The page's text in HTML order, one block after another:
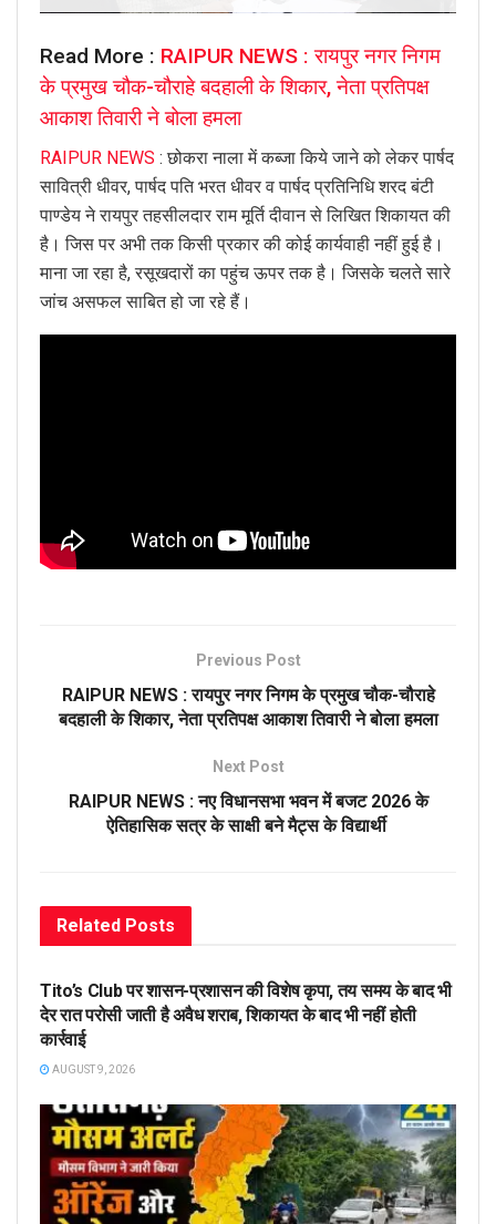
Read More : RAIPUR NEWS : रायपुर नगर निगम
के प्रमुख चौक-चौराहे बदहाली के शिकार, नेता प्रतिपक्ष
आकाश तिवारी ने बोला हमला
RAIPUR NEWS : छोकरा नाला में कब्जा किये जाने को लेकर पार्षद
सावित्री धीवर, पार्षद पति भरत धीवर व पार्षद प्रतिनिधि शरद बंटी
पाण्डेय ने रायपुर तहसीलदार राम मूर्ति दीवान से लिखित शिकायत की
है। जिस पर अभी तक किसी प्रकार की कोई कार्यवाही नहीं हुई है।
माना जा रहा है, रसूखदारों का पहुंच ऊपर तक है। जिसके चलते सारे
जांच असफल साबित हो जा रहे हैं।
Previous Post
RAIPUR NEWS : रायपुर नगर निगम के प्रमुख चौक-चौराहे
बदहाली के शिकार, नेता प्रतिपक्ष आकाश तिवारी ने बोला हमला
Next Post
RAIPUR NEWS : नए विधानसभा भवन में बजट 2026 के
ऐतिहासिक सत्र के साक्षी बने मैट्स के विद्यार्थी
Related Posts
CHHATTISGARH
Tito’s Club पर शासन-प्रशासन की विशेष कृपा, तय समय के बाद भी
देर रात परोसी जाती है अवैध शराब, शिकायत के बाद भी नहीं होती
कार्रवाई
AUGUST 9, 2026